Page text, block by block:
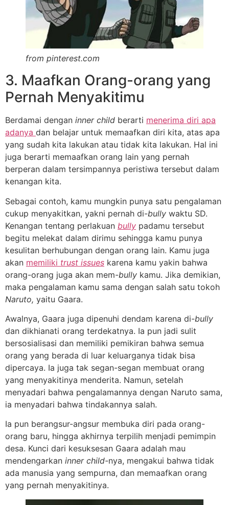
from pinterest.com
3. Maafkan Orang-orang yang
Pernah Menyakitimu
Berdamai dengan inner child berarti menerima diri apa
adanya dan belajar untuk memaafkan diri kita, atas apa
yang sudah kita lakukan atau tidak kita lakukan. Hal ini
juga berarti memaafkan orang lain yang pernah
berperan dalam tersimpannya peristiwa tersebut dalam
kenangan kita.
Sebagai contoh, kamu mungkin punya satu pengalaman
cukup menyakitkan, yakni pernah di-bully waktu SD.
Kenangan tentang perlakuan bully padamu tersebut
begitu melekat dalam dirimu sehingga kamu punya
kesulitan berhubungan dengan orang lain. Kamu juga
akan memiliki trust issues karena kamu yakin bahwa
orang-orang juga akan mem-bully kamu. Jika demikian,
maka pengalaman kamu sama dengan salah satu tokoh
Naruto, yaitu Gaara.
Awalnya, Gaara juga dipenuhi dendam karena di-bully
dan dikhianati orang terdekatnya. Ia pun jadi sulit
bersosialisasi dan memiliki pemikiran bahwa semua
orang yang berada di luar keluarganya tidak bisa
dipercaya. Ia juga tak segan-segan membuat orang
yang menyakitinya menderita. Namun, setelah
menyadari bahwa pengalamannya dengan Naruto sama,
ia menyadari bahwa tindakannya salah.
Ia pun berangsur-angsur membuka diri pada orang-
orang baru, hingga akhirnya terpilih menjadi pemimpin
desa. Kunci dari kesuksesan Gaara adalah mau
mendengarkan inner child-nya, mengakui bahwa tidak
ada manusia yang sempurna, dan memaafkan orang
yang pernah menyakitinya.